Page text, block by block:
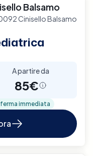
Balsamo
Cinisello Balsamo
A partire da
85€
immediata